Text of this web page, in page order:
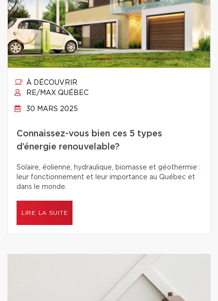
À DÉCOUVRIR
RE/MAX QUÉBEC
30 MARS 2025
Connaissez-vous bien ces 5 types
d’énergie renouvelable?
Solaire, éolienne, hydraulique, biomasse et géothermie :
leur fonctionnement et leur importance au Québec et
dans le monde.
LIRE LA SUITE